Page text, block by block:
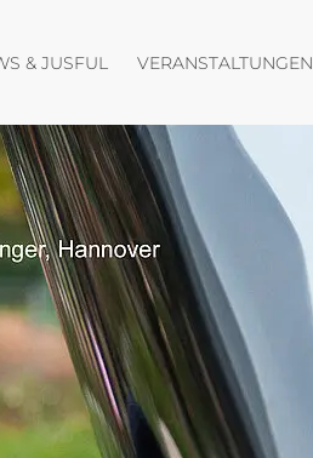
& JUSFUL Menü öffnen
VERANSTALTUNGEN